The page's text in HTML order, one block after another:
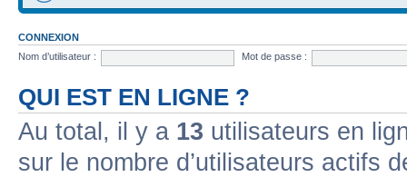
CONNEXION
Nom d’utilisateur :
Mot de passe :
QUI EST EN LIGNE ?
Au total, il y a 13 utilisateurs en
sur le nombre d’utilisateurs actifs